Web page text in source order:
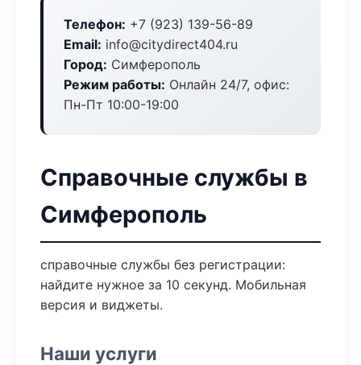
Телефон: +7 (923) 139-56-89
Email: info@citydirect404.ru
Город: Симферополь
Режим работы: Онлайн 24/7, офис:
Пн-Пт 10:00-19:00
Справочные службы в
Симферополь
справочные службы без регистрации:
найдите нужное за 10 секунд. Мобильная
версия и виджеты.
Наши услуги